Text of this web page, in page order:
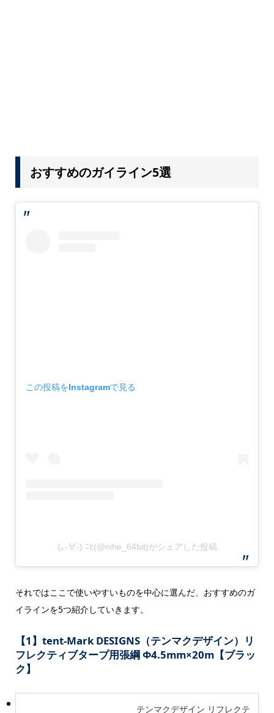
おすすめのガイライン5選
この投稿をInstagramで見る
(｡-∀-) ﾆﾋ(@nihe_64bit)がシェアした投稿
それではここで使いやすいものを中心に選んだ、おすすめのガ
イラインを5つ紹介していきます。
【1】tent-Mark DESIGNS（テンマクデザイン）リ
フレクティブタープ用張綱Φ4.5mm×20m【ブラッ
ク】
テンマクデザイン リフレクテ